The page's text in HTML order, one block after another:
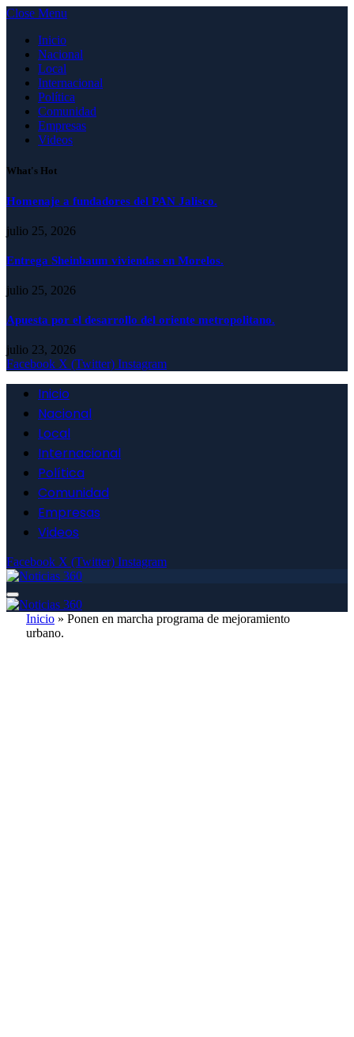
Close Menu
Inicio
Nacional
Local
Internacional
Política
Comunidad
Empresas
Videos
What's Hot
Homenaje a fundadores del PAN Jalisco.
julio 25, 2026
Entrega Sheinbaum viviendas en Morelos.
julio 25, 2026
Apuesta por el desarrollo del oriente metropolitano.
julio 23, 2026
Facebook X (Twitter) Instagram
Inicio
Nacional
Local
Internacional
Política
Comunidad
Empresas
Videos
Facebook X (Twitter) Instagram
Inicio » Ponen en marcha programa de mejoramiento
urbano.